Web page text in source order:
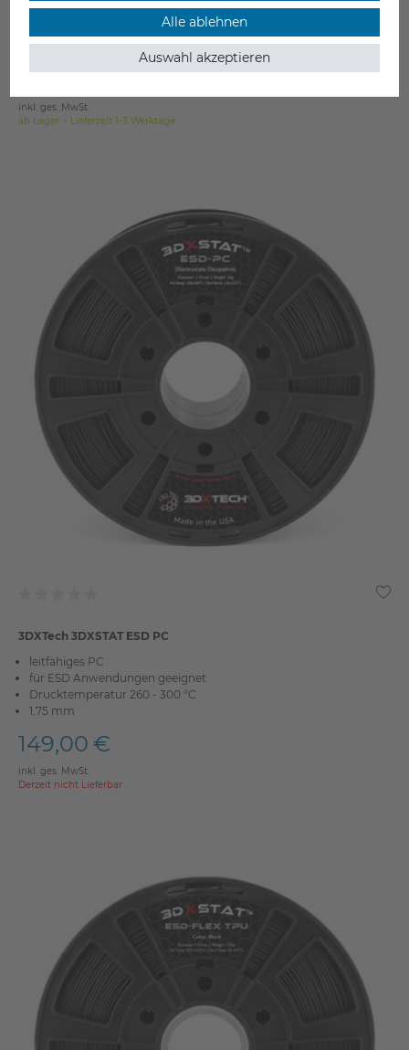
für ESD Anwendungen geeignet
Drucktemperatur 220 - 240 °C
2.85 mm
144,90 €
inkl. ges. MwSt.
ab Lager > Lieferzeit 1-3 Werktage
3DXTech 3DXSTAT ESD PC
leitfähiges PC
für ESD Anwendungen geeignet
Drucktemperatur 260 - 300 °C
1.75 mm
149,00 €
inkl. ges. MwSt.
Derzeit nicht Lieferbar
Alle ablehnen
Auswahl akzeptieren